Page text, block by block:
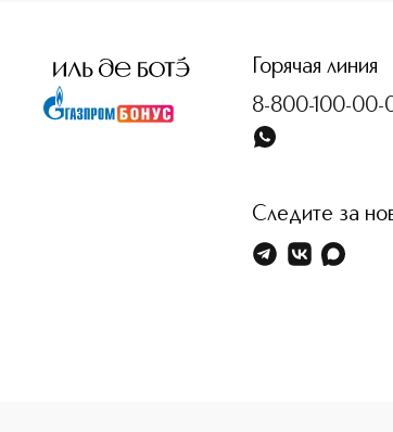
Горячая линия
8-800-100-00-
Следите за